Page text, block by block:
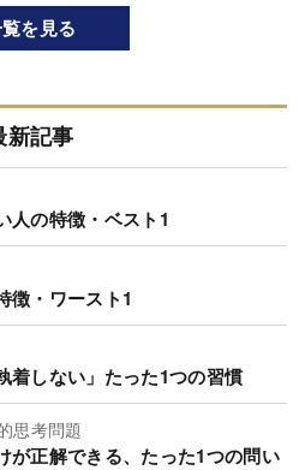
を見る
新記事
人の特徴・ベスト1
徴・ワースト1
着しない」たった1つの習慣
思考問題
が正解できる、たった1つの問い